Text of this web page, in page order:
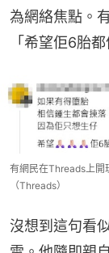
為網絡焦點。
「希望佢6胎都
有網民在Threads上開
（Threads）
沒想到這句看